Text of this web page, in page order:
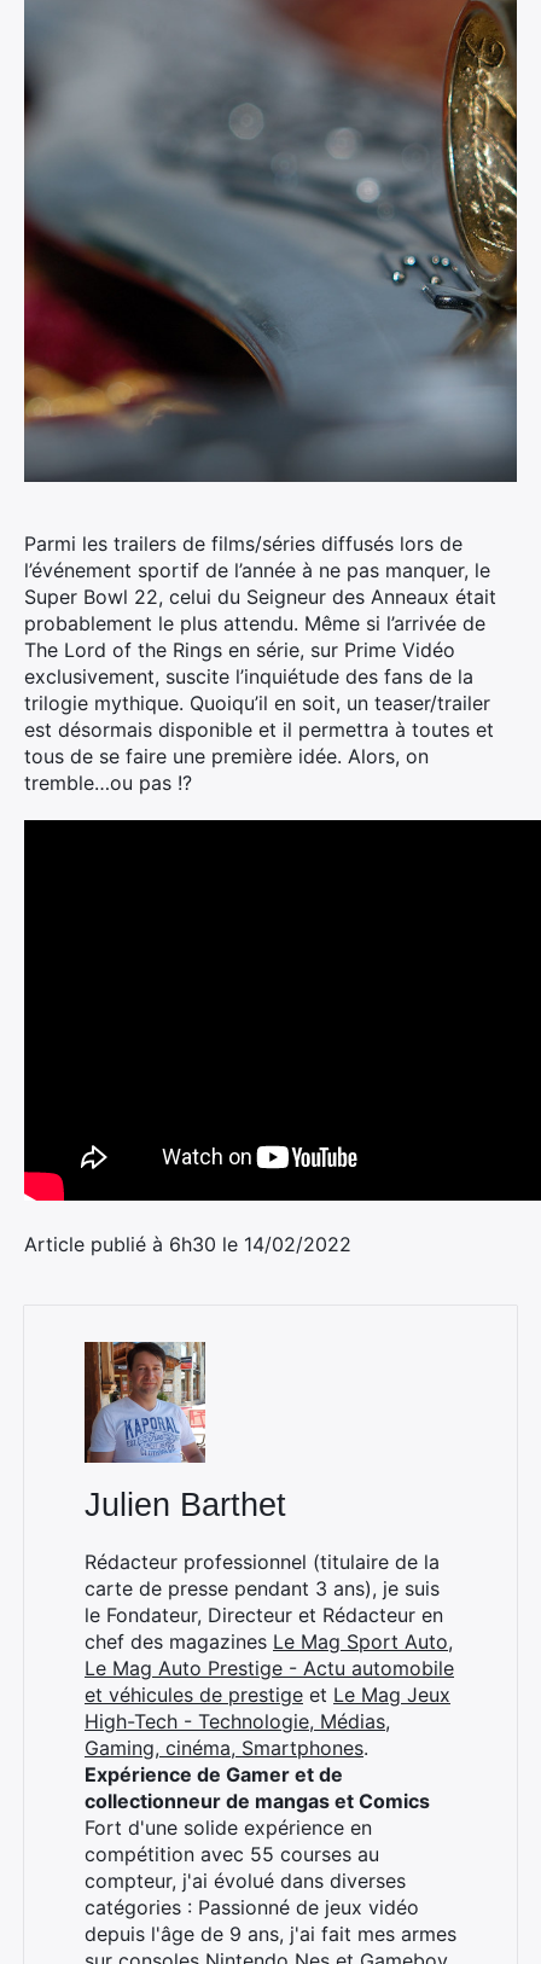
Parmi les trailers de films/séries diffusés lors de
l’événement sportif de l’année à ne pas manquer, le
Super Bowl 22, celui du Seigneur des Anneaux était
probablement le plus attendu. Même si l’arrivée de
The Lord of the Rings en série, sur Prime Vidéo
exclusivement, suscite l’inquiétude des fans de la
trilogie mythique. Quoiqu’il en soit, un teaser/trailer
est désormais disponible et il permettra à toutes et
tous de se faire une première idée. Alors, on
tremble…ou pas !?
Article publié à 6h30 le 14/02/2022
Julien Barthet
Rédacteur professionnel (titulaire de la
carte de presse pendant 3 ans), je suis
le Fondateur, Directeur et Rédacteur en
chef des magazines Le Mag Sport Auto,
Le Mag Auto Prestige - Actu automobile
et véhicules de prestige et Le Mag Jeux
High-Tech - Technologie, Médias,
Gaming, cinéma, Smartphones.
Expérience de Gamer et de
collectionneur de mangas et Comics
Fort d'une solide expérience en
compétition avec 55 courses au
compteur, j'ai évolué dans diverses
catégories : Passionné de jeux vidéo
depuis l'âge de 9 ans, j'ai fait mes armes